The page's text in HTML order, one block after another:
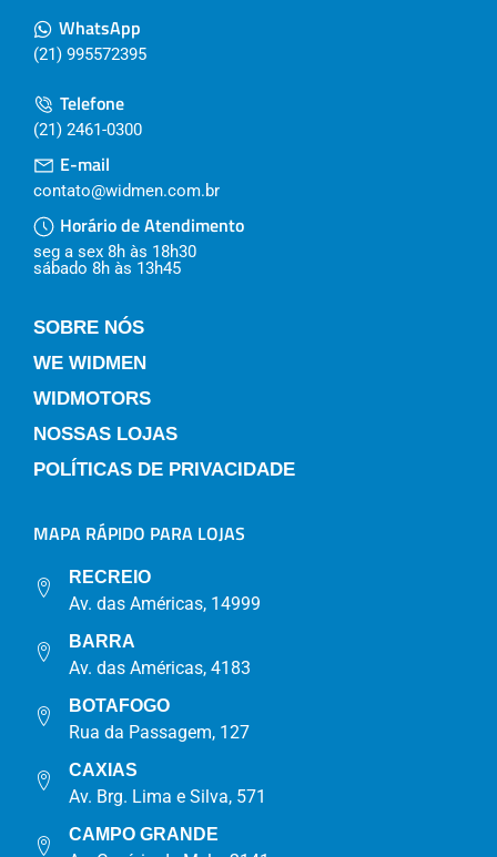
WhatsApp
(21) 995572395
Telefone
(21) 2461-0300
E-mail
contato@widmen.com.br
Horário de Atendimento
seg a sex 8h às 18h30
sábado 8h às 13h45
SOBRE NÓS
WE WIDMEN
WIDMOTORS
NOSSAS LOJAS
POLÍTICAS DE PRIVACIDADE
MAPA RÁPIDO PARA LOJAS
RECREIO
Av. das Américas, 14999
BARRA
Av. das Américas, 4183
BOTAFOGO
Rua da Passagem, 127
CAXIAS
Av. Brg. Lima e Silva, 571
CAMPO GRANDE